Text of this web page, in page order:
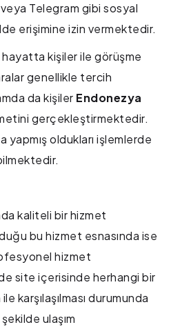
Telegram gibi sosyal
erişimine izin vermektedir.
kişiler ile görüşme
genellikle tercih
da kişiler Endonezya
gerçekleştirmektedir.
yapmış oldukları işlemlerde
kaliteli bir hizmet
bu hizmet esnasında ise
hizmet
site içerisinde herhangi bir
karşılaşılması durumunda
ulaşım